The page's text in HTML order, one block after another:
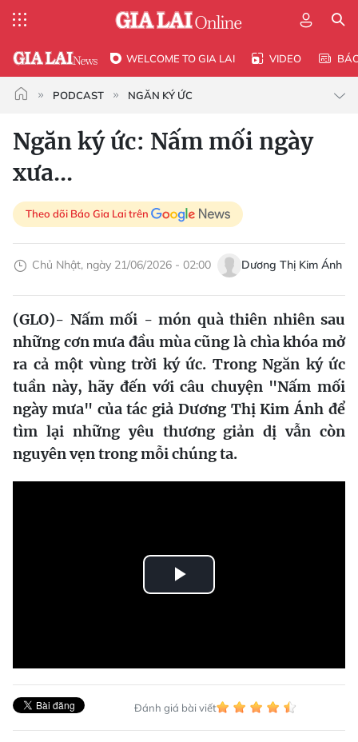
WELCOME TO GIA LAI VIDEO
PODCAST NGĂN KÝ ỨC
Ngăn ký ức: Nấm mối ngày
xưa...
Theo dõi Báo Gia Lai trên
Chủ Nhật, ngày 21/06/2026 - 02:00 Dương Thị Kim Ánh
(GLO)- Nấm mối - món quà thiên nhiên sau
những cơn mưa đầu mùa cũng là chìa khóa mở
ra cả một vùng trời ký ức. Trong Ngăn ký ức
tuần này, hãy đến với câu chuyện "Nấm mối
ngày mưa" của tác giả Dương Thị Kim Ánh để
tìm lại những yêu thương giản dị vẫn còn
nguyên vẹn trong mỗi chúng ta.
Play
Đánh giá bài viết